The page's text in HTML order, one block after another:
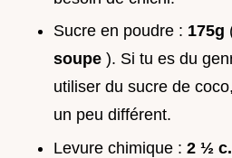
Sucre en poudre : 175g
soupe ). Si tu es du
utiliser du sucre de
un peu différent.
Levure chimique : 2 ½